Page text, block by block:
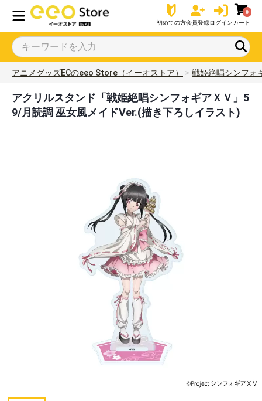
初めての方会員登録ログイン
0
カート
アニメグッズECのeeo Store（イーオストア） 戦姫絶唱シンフォ
アクリルスタンド「戦姫絶唱シンフォギアＸＶ」5
9/月読調 巫女風メイドVer.(描き下ろしイラスト)